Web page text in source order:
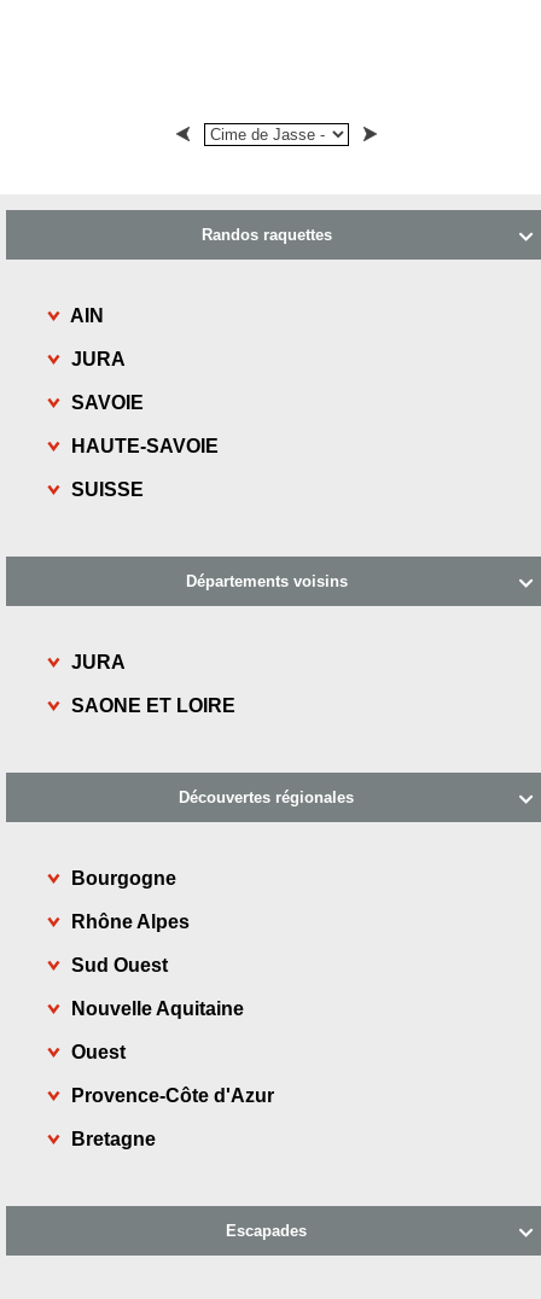

Randos raquettes
AIN
JURA
SAVOIE
HAUTE-SAVOIE
SUISSE

Départements voisins
JURA
SAONE ET LOIRE

Découvertes régionales
Bourgogne
Rhône Alpes
Sud Ouest
Nouvelle Aquitaine
Ouest
Provence-Côte d'Azur
Bretagne

Escapades